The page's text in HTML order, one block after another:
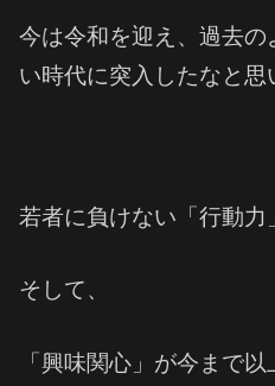
今は令和を迎え、過去
い時代に突入したなと思
若者に負けない「行動力
そして、
「興味関心」が今まで以